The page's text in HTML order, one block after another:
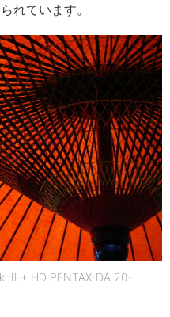
れています。
III + HD PENTAX-DA 20-